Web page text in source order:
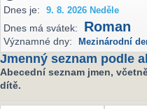
Dnes je:
9. 8. 2026 Neděle
Dnes má svátek: Roman
Významné dny: Mezinárodní
Jmenný seznam podle
Abecední seznam jmen,
dítě.